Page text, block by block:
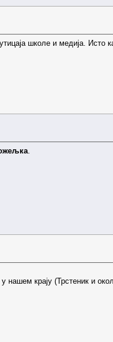
школе и медија. Исто
крају (Трстеник и